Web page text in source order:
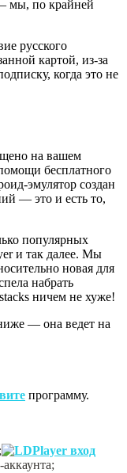
мы, по крайней
русского
картой, из-за
когда это не
на вашем
бесплатного
эмулятор создан
— это и есть то,
популярных
и так далее. Мы
новая для
набрать
ничем не хуже!
— она ведет на
программу.
;